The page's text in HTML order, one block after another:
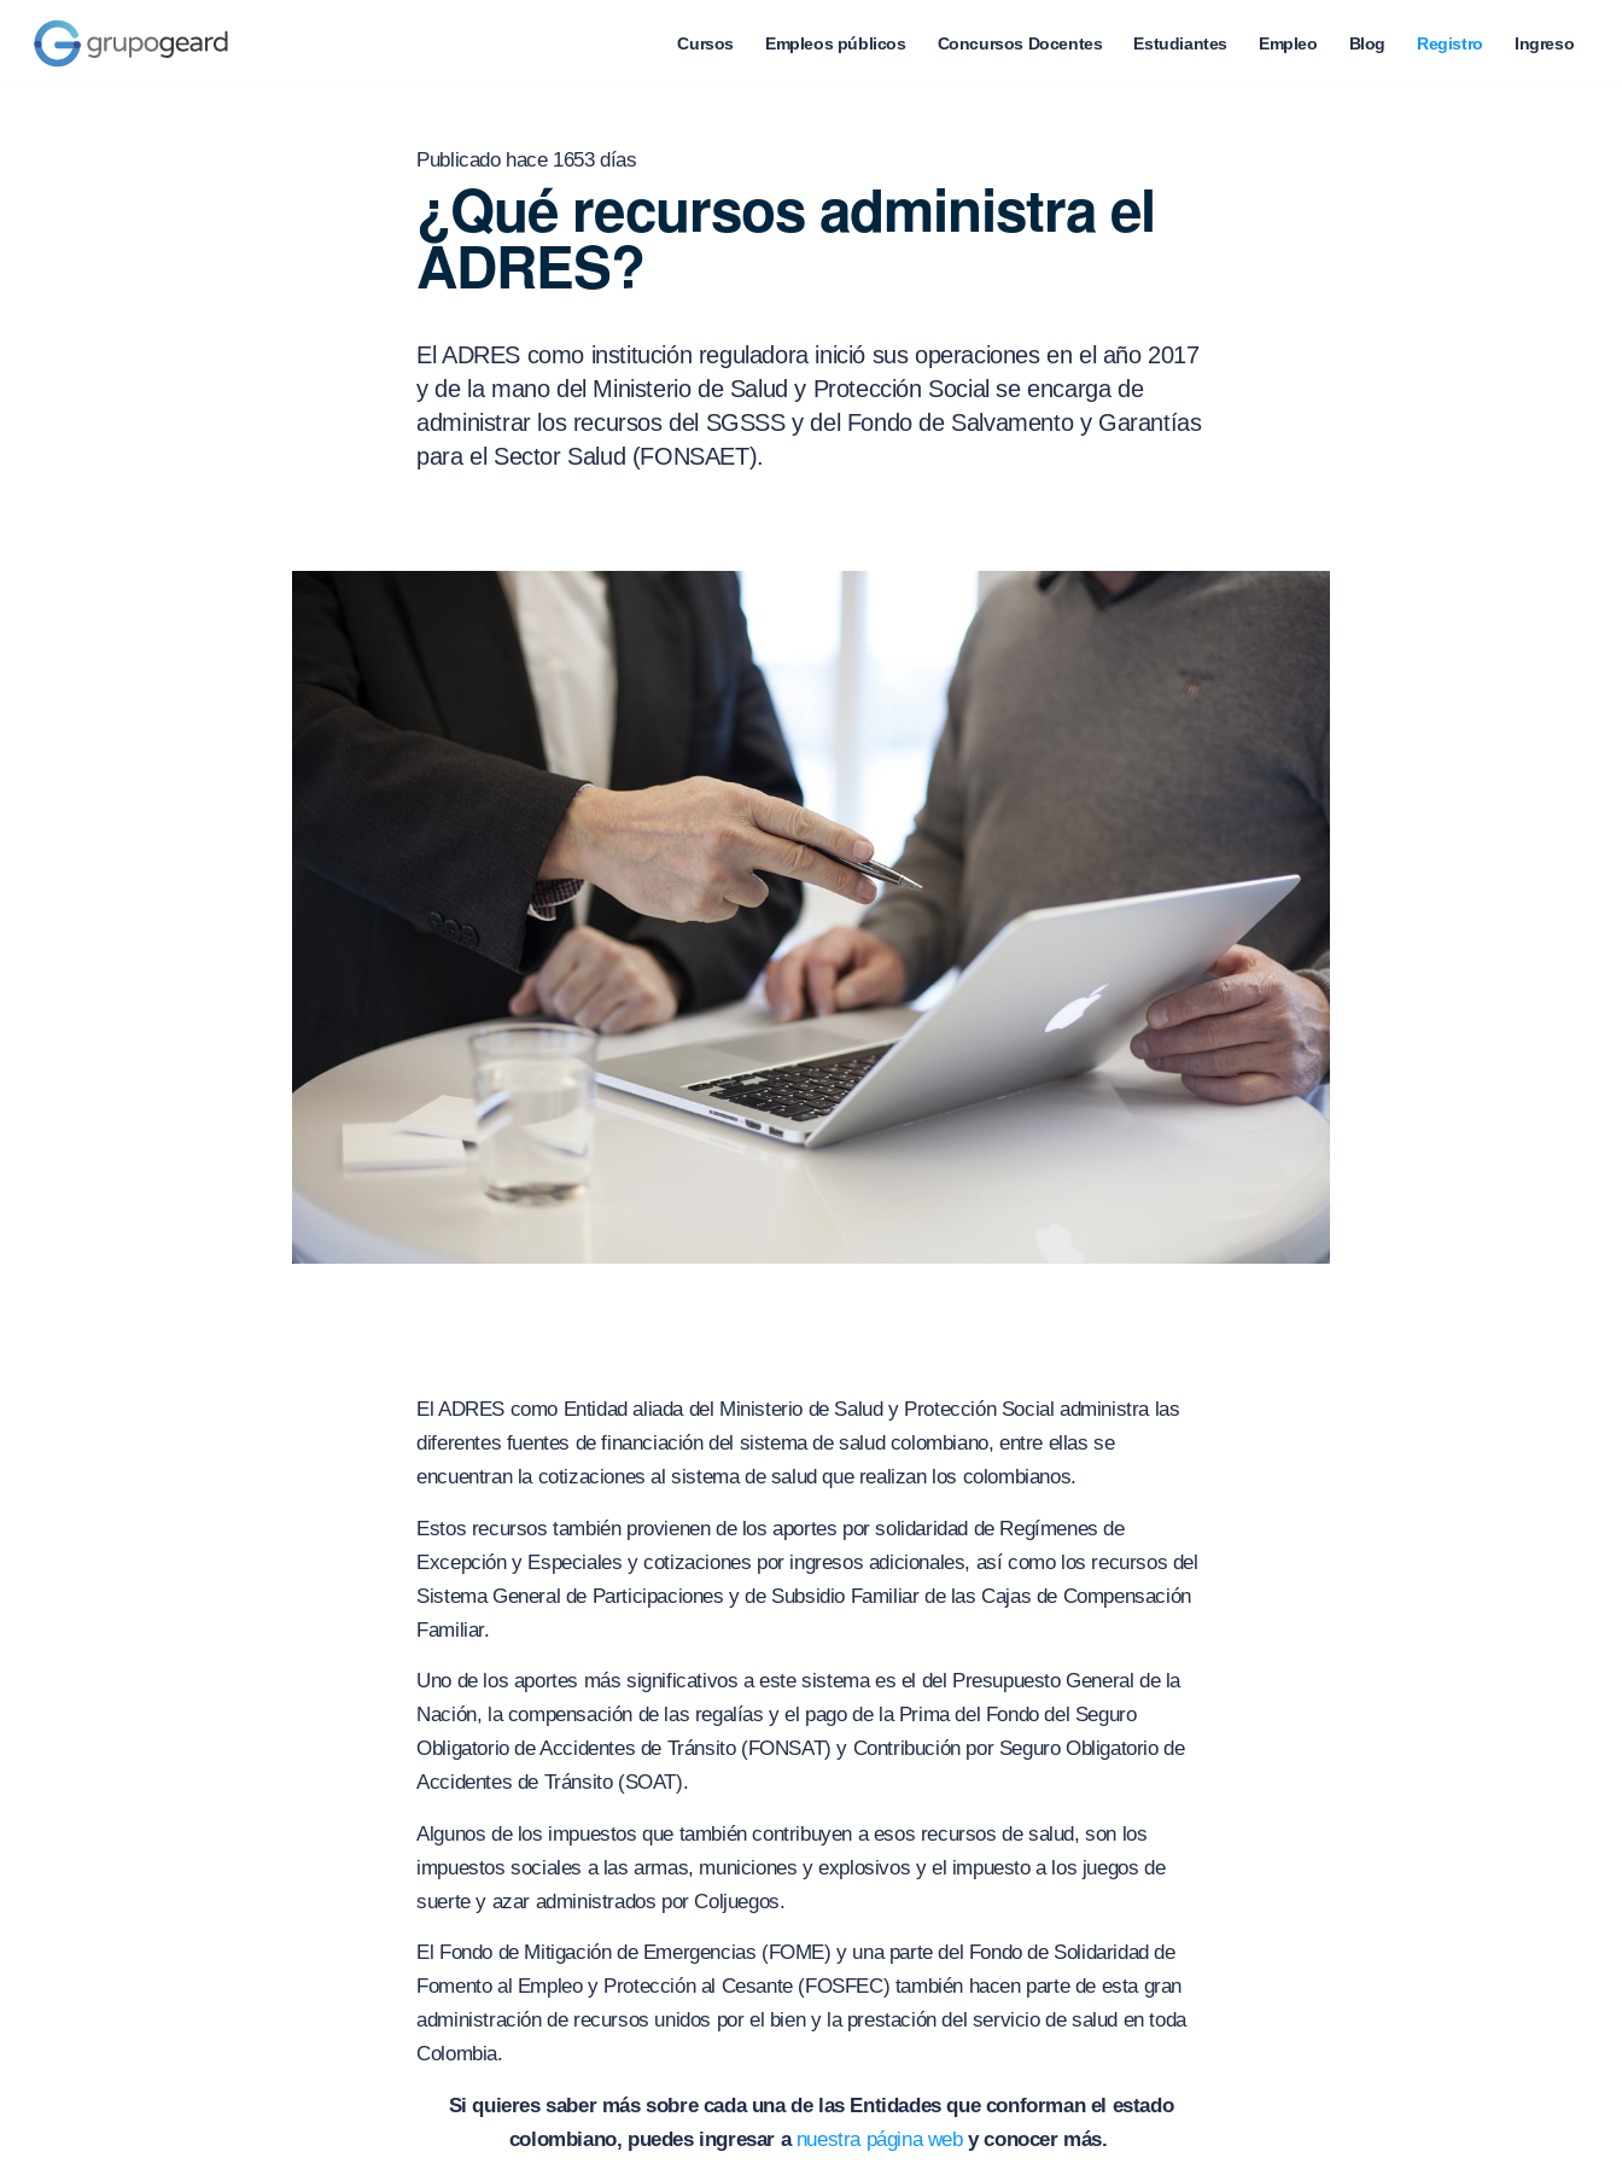
Cursos Empleos públicos Concursos Docentes Estudiantes Empleo Blog Registro Ingreso
Publicado hace 1653 días
¿Qué recursos administra el
ADRES?
El ADRES como institución reguladora inició sus operaciones en el año 2017
y de la mano del Ministerio de Salud y Protección Social se encarga de
administrar los recursos del SGSSS y del Fondo de Salvamento y Garantías
para el Sector Salud (FONSAET).
El ADRES como Entidad aliada del Ministerio de Salud y Protección Social administra las
diferentes fuentes de financiación del sistema de salud colombiano, entre ellas se
encuentran la cotizaciones al sistema de salud que realizan los colombianos.
Estos recursos también provienen de los aportes por solidaridad de Regímenes de
Excepción y Especiales y cotizaciones por ingresos adicionales, así como los recursos del
Sistema General de Participaciones y de Subsidio Familiar de las Cajas de Compensación
Familiar.
Uno de los aportes más significativos a este sistema es el del Presupuesto General de la
Nación, la compensación de las regalías y el pago de la Prima del Fondo del Seguro
Obligatorio de Accidentes de Tránsito (FONSAT) y Contribución por Seguro Obligatorio de
Accidentes de Tránsito (SOAT).
Algunos de los impuestos que también contribuyen a esos recursos de salud, son los
impuestos sociales a las armas, municiones y explosivos y el impuesto a los juegos de
suerte y azar administrados por Coljuegos.
El Fondo de Mitigación de Emergencias (FOME) y una parte del Fondo de Solidaridad de
Fomento al Empleo y Protección al Cesante (FOSFEC) también hacen parte de esta gran
administración de recursos unidos por el bien y la prestación del servicio de salud en toda
Colombia.
Si quieres saber más sobre cada una de las Entidades que conforman el estado
colombiano, puedes ingresar a nuestra página weby conocer más.